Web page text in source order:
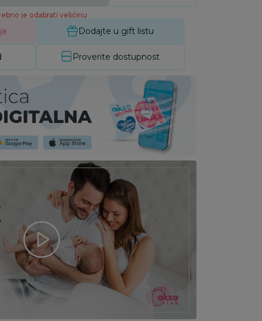
je odabrati veličinu
Dodajte u gift listu
Proverite dostupnost